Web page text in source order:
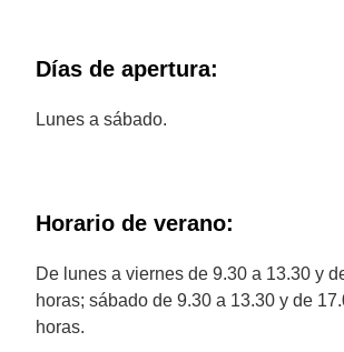
Días de apertura:
Lunes a sábado.
Horario de verano:
De lunes a viernes de 9.30 a 13.30 y
horas; sábado de 9.30 a 13.30 y de
horas.